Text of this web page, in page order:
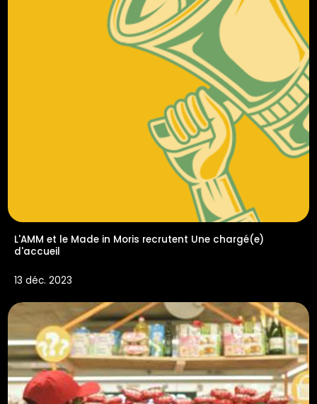
L'AMM et le Made in Moris recrutent Une chargé(e)
d'accueil
13 déc. 2023